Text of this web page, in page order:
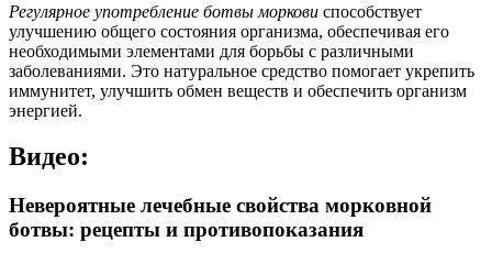
Регулярное употребление ботвы моркови способствует
улучшению общего состояния организма, обеспечивая его
необходимыми элементами для борьбы с различными
заболеваниями. Это натуральное средство помогает укрепить
иммунитет, улучшить обмен веществ и обеспечить организм
энергией.
Видео:
Невероятные лечебные свойства морковной
ботвы: рецепты и противопоказания